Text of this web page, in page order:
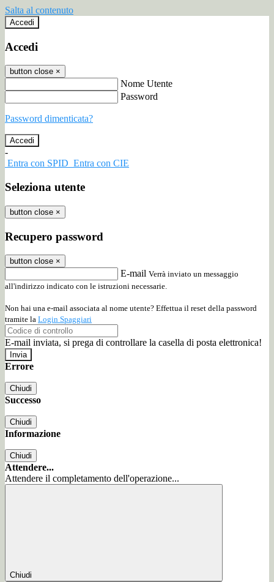
Salta al contenuto
Accedi
Accedi
button close ×
Nome Utente
Password
Password dimenticata?
-
Entra con SPID Entra con CIE
Seleziona utente
button close ×
Recupero password
button close ×
E-mail Verrà inviato un messaggio
all'indirizzo indicato con le istruzioni necessarie.
Non hai una e-mail associata al nome utente? Effettua il reset della password
tramite la Login Spaggiari
E-mail inviata, si prega di controllare la casella di posta elettronica!
Errore
Chiudi
Successo
Chiudi
Informazione
Chiudi
Attendere...
Attendere il completamento dell'operazione...
Chiudi